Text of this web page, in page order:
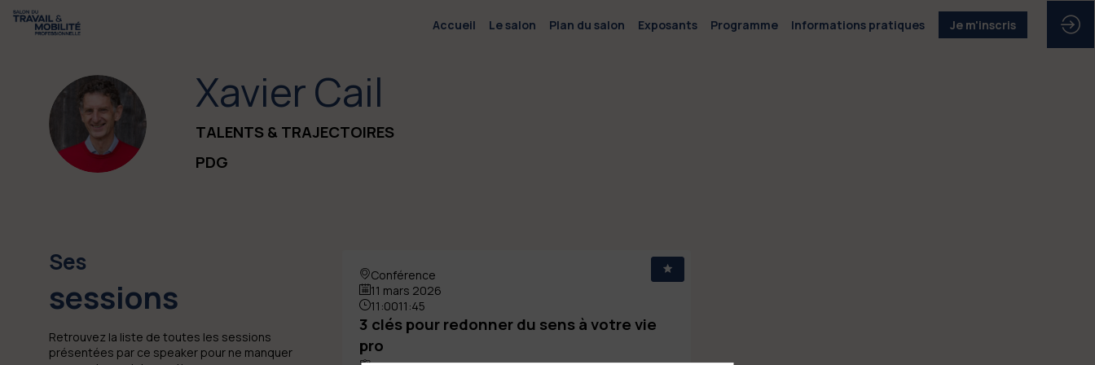
Accueil Le salon Plan du salon Exposants Programme Informations pratiques Je m'inscris
XC
XavierCail
TALENTS & TRAJECTOIRES
PDG
Ses
sessions
Retrouvez la liste de toutes les sessions
présentées par ce speaker pour ne manquer
Conférence
11 mars 2026
11:0011:45
3 clés pour redonner du sens à votre vie
pro